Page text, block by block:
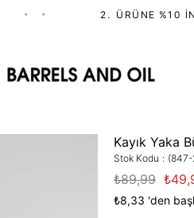
• 2.⁠ ⁠ÜRÜNE %10
Kayık Yaka
Stok Kodu (847-
₺89,99
₺8,33 'den